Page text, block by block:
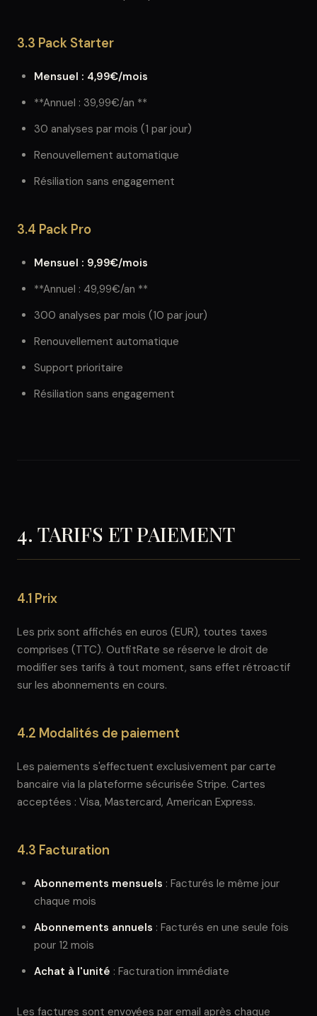
3.3 Pack Starter
Mensuel : 4,99€/mois
**Annuel : 39,99€/an **
30 analyses par mois (1 par jour)
Renouvellement automatique
Résiliation sans engagement
3.4 Pack Pro
Mensuel : 9,99€/mois
**Annuel : 49,99€/an **
300 analyses par mois (10 par jour)
Renouvellement automatique
Support prioritaire
Résiliation sans engagement
4. TARIFS ET PAIEMENT
4.1 Prix
Les prix sont affichés en euros (EUR), toutes taxes
comprises (TTC). OutfitRate se réserve le droit de
modifier ses tarifs à tout moment, sans effet rétroactif
sur les abonnements en cours.
4.2 Modalités de paiement
Les paiements s'effectuent exclusivement par carte
bancaire via la plateforme sécurisée Stripe. Cartes
acceptées : Visa, Mastercard, American Express.
4.3 Facturation
Abonnements mensuels : Facturés le même jour
chaque mois
Abonnements annuels : Facturés en une seule fois
pour 12 mois
Achat à l'unité : Facturation immédiate
Les factures sont envoyées par email après chaque